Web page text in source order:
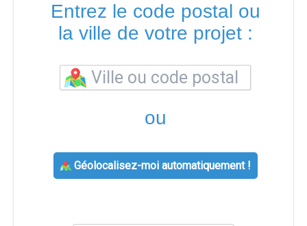
Entrez le code postal ou
la ville de votre projet :
ou
Géolocalisez-moi automatiquement !